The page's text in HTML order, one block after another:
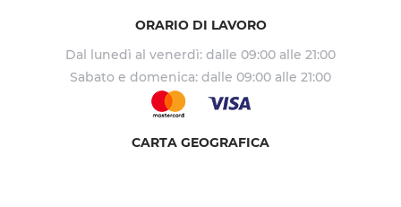
ORARIO DI LAVORO
Dal lunedì al venerdì: dalle 09:00 alle 21:00
Sabato e domenica: dalle 09:00 alle 21:00
CARTA GEOGRAFICA